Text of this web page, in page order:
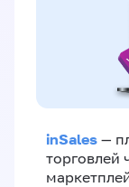
inSales —
торговлей